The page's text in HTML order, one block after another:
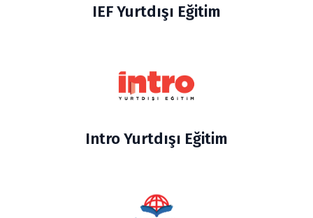
IEF Yurtdışı Eğitim
Intro Yurtdışı Eğitim